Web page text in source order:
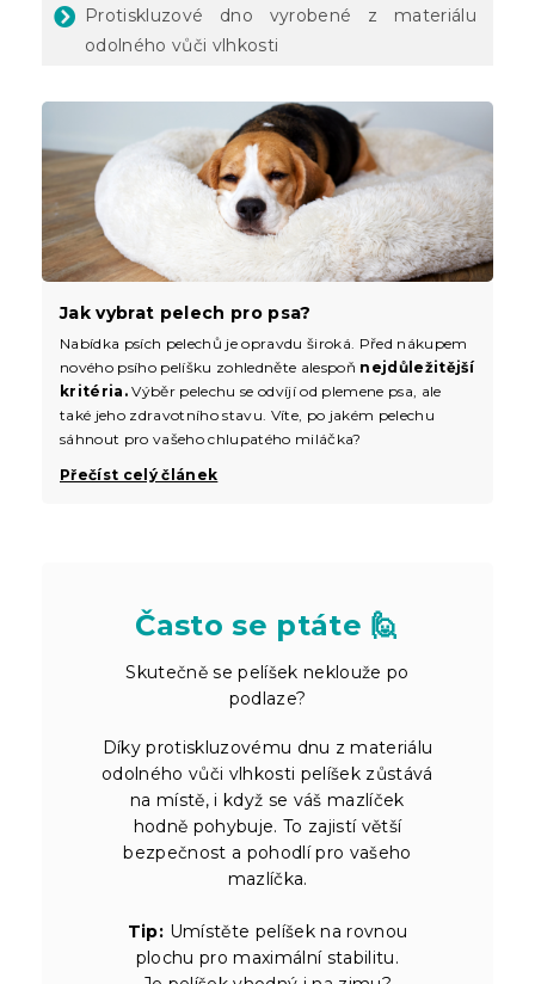
Protiskluzové dno vyrobené z materiálu
odolného vůči vlhkosti
Jak vybrat pelech pro psa?
Nabídka psích pelechů je opravdu široká. Před nákupem
nového psího pelíšku zohledněte alespoň nejdůležitější
kritéria. Výběr pelechu se odvíjí od plemene psa, ale
také jeho zdravotního stavu. Víte, po jakém pelechu
sáhnout pro vašeho chlupatého miláčka?
Přečíst celý článek
Často se ptáte 🙋
Skutečně se pelíšek neklouže po
podlaze?
Díky protiskluzovému dnu z materiálu
odolného vůči vlhkosti pelíšek zůstává
na místě, i když se váš mazlíček
hodně pohybuje. To zajistí větší
bezpečnost a pohodlí pro vašeho
mazlíčka.
Tip: Umístěte pelíšek na rovnou
plochu pro maximální stabilitu.